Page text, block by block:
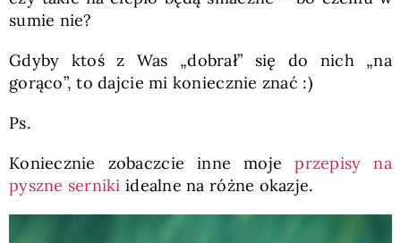
sumie nie?
Gdyby ktoś z Was „dobrał” się do nich „na
gorąco”, to dajcie mi koniecznie znać :)
Ps.
Koniecznie zobaczcie inne mojeprzepisy na
pyszne serniki idealne na różne okazje.